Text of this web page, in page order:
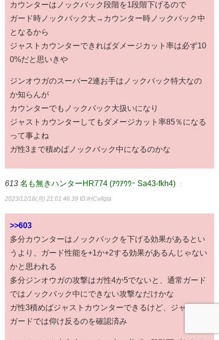
カウンターはノックバック段階を1段階下げるので
ガード時ノックバック大→カウンター時ノックバック中
となるから
ジャストカウンターできればダメージカット率は必ず10
0%だと思いきや
ジンオウガのスーパー2連お手はノックバック特大なの
か知らんが
カウンターでもノックバック大扱いになり
ジャストカウンターしてもダメージカット率85％になる
って事よね
ガ性3まで積めばノックバック中になるのかな
613 名も無きハンターHR774 (ｱｳｱｳｳｰ Sa43-fkh4) ：
2023/12/18(月) 21:01:46.39 ID:IHCv/lgta
>>603
多分カウンターはノックバックを下げる効果があるとい
うより、ガード性能を+1か+2する効果があるんじゃない
かと思われる
多分ジンオウガの攻撃はガ性4か5でないと、通常ガード
ではノックバック中にできない攻撃なだけかな
ガ性3積めばジャストカウンターできるけど、ジャスト
ガードでは仰け反るのを確認済み